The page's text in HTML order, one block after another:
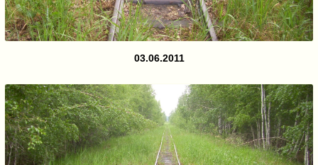
03.06.2011